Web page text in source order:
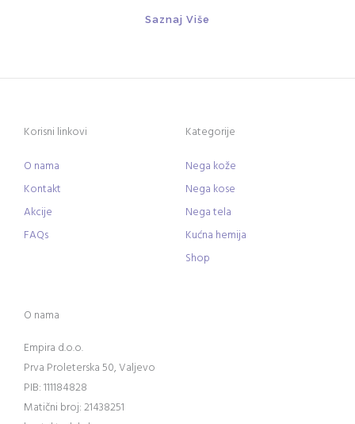
Saznaj Više
Korisni linkovi
O nama
Kontakt
Akcije
FAQs
Kategorije
Nega kože
Nega kose
Nega tela
Kućna hemija
Shop
O nama
Empira d.o.o.
Prva Proleterska 50, Valjevo
PIB: 111184828
Matični broj: 21438251